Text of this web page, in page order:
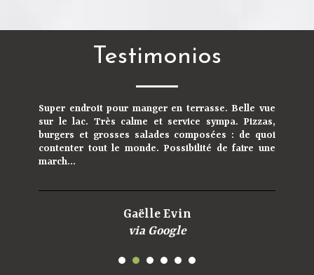
Testimonios
Super endroit pour manger en terrasse. Belle vue
sur le lac. Très calme et service sympa. Pizzas,
burgers et grosses salades composées : de quoi
contenter tout le monde. Possibilité de faire une
march...
Gaëlle Evin
via Google